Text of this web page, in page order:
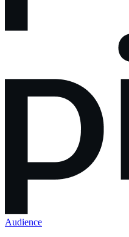
Audience